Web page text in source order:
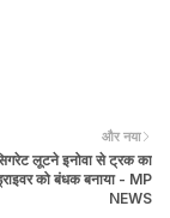
और नया
लूटने इनोवा से ट्रक का
को बंधक बनाया - MP
NEWS